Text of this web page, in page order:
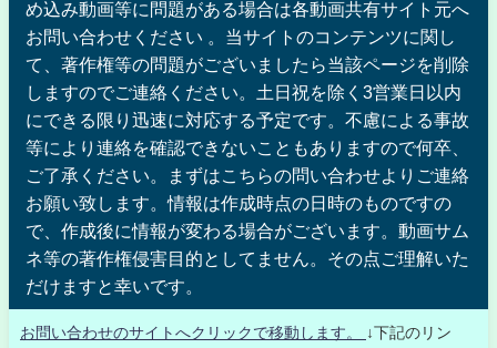
め込み動画等に問題がある場合は各動画共有サイト元へ
お問い合わせください 。当サイトのコンテンツに関し
て、著作権等の問題がございましたら当該ページを削除
しますのでご連絡ください。土日祝を除く3営業日以内
にできる限り迅速に対応する予定です。不慮による事故
等により連絡を確認できないこともありますので何卒、
ご了承ください。まずはこちらの問い合わせよりご連絡
お願い致します。情報は作成時点の日時のものですの
で、作成後に情報が変わる場合がございます。動画サム
ネ等の著作権侵害目的としてません。その点ご理解いた
だけますと幸いです。
お問い合わせのサイトへクリックで移動します。
↓下記のリン